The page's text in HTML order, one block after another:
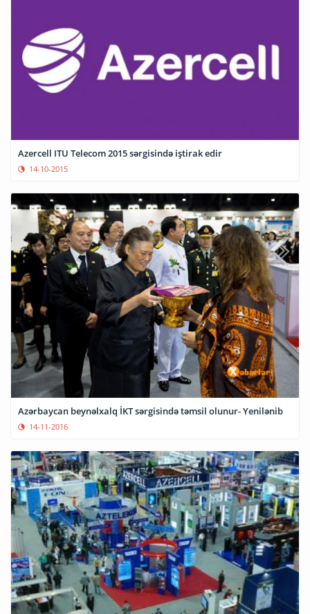
Azercell ITU Telecom 2015 sərgisində iştirak edir
14-10-2015
Azərbaycan beynəlxalq İKT sərgisində təmsil olunur- Yenilənib
14-11-2016